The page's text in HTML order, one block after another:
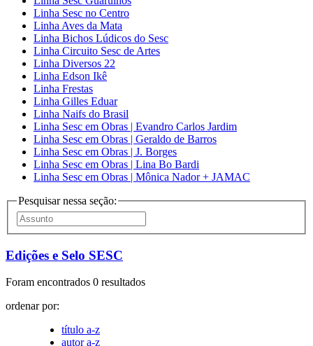
Linha Sesc no Centro
Linha Aves da Mata
Linha Bichos Lúdicos do Sesc
Linha Circuito Sesc de Artes
Linha Diversos 22
Linha Edson Ikê
Linha Frestas
Linha Gilles Eduar
Linha Naifs do Brasil
Linha Sesc em Obras | Evandro Carlos Jardim
Linha Sesc em Obras | Geraldo de Barros
Linha Sesc em Obras | J. Borges
Linha Sesc em Obras | Lina Bo Bardi
Linha Sesc em Obras | Mônica Nador + JAMAC
Pesquisar nessa seção:
Edições e Selo SESC
Foram encontrados 0 resultados
ordenar por:
título a-z
autor a-z